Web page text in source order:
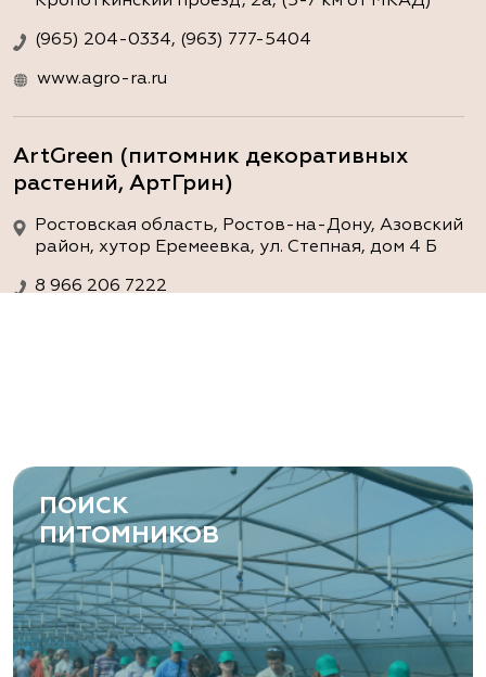
(965) 204-0334, (963) 777-5404
www.agro-ra.ru
ArtGreen (питомник декоративных
растений, АртГрин)
Ростовская область, Ростов-на-Дону, Азовский
район, хутор Еремеевка, ул. Степная, дом 4 Б
8 966 206 7222
Ростовская область, Ростов-на-Дону,
Левобережная ул, дом № 37
8 966 206 7222
www.art-green.ru
Garden Group, ООО «Девелопмент
ПОИСК
ПИТОМНИКОВ